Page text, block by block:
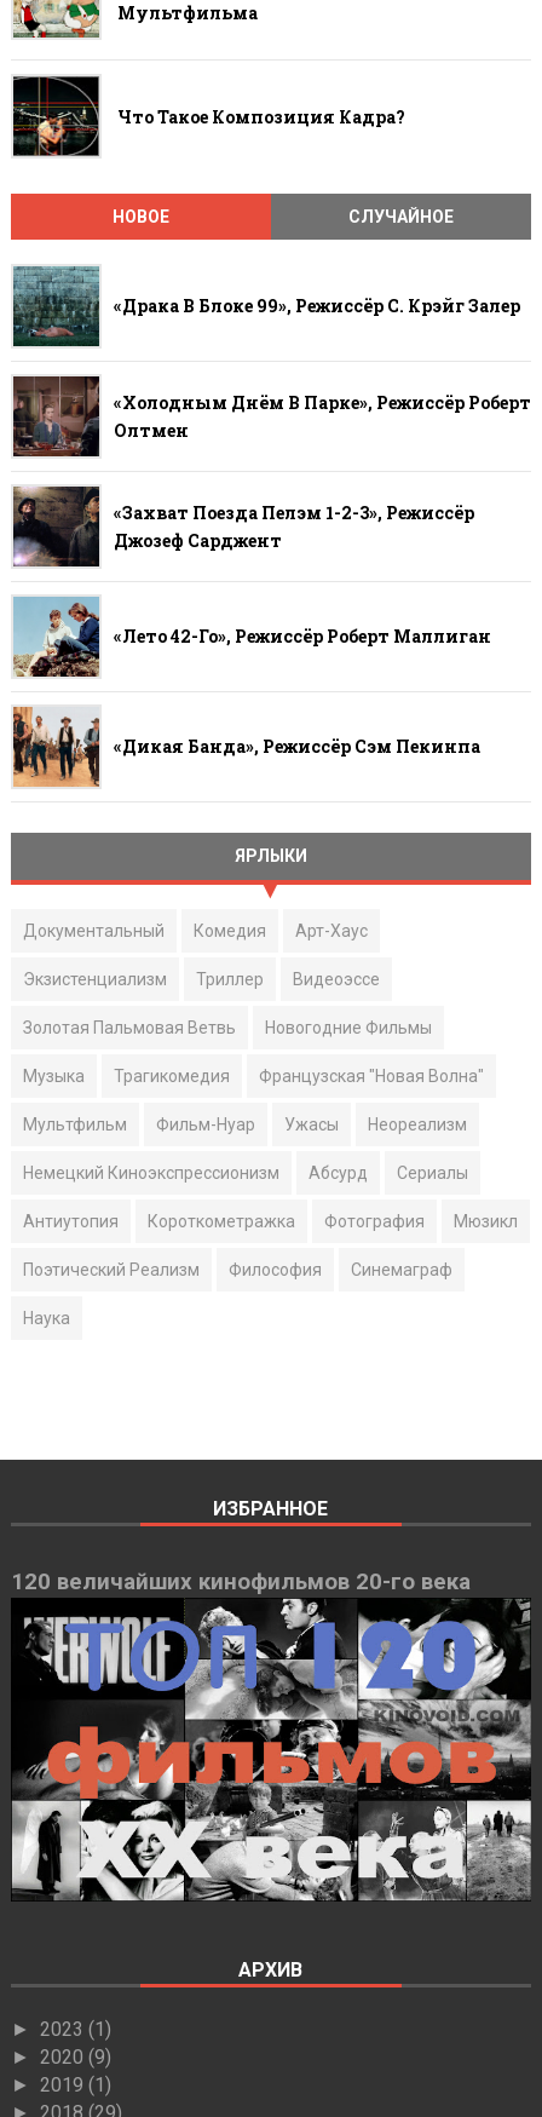
Мультфильма
Что Такое Композиция Кадра?
НОВОЕ СЛУЧАЙНОЕ
«Драка В Блоке 99», Режиссёр С. Крэйг Залер
«Холодным Днём В Парке», Режиссёр Роберт
Олтмен
«Захват Поезда Пелэм 1-2-3», Режиссёр
Джозеф Сарджент
«Лето 42-Го», Режиссёр Роберт Маллиган
«Дикая Банда», Режиссёр Сэм Пекинпа
ЯРЛЫКИ
Документальный Комедия Арт-Хаус
Экзистенциализм Триллер Видеоэссе
Золотая Пальмовая Ветвь Новогодние Фильмы
Музыка Трагикомедия Французская "Новая Волна"
Мультфильм Фильм-Нуар Ужасы Неореализм
Немецкий Киноэкспрессионизм Абсурд Сериалы
Антиутопия Короткометражка Фотография Мюзикл
Поэтический Реализм Философия Синемаграф
Наука
ИЗБРАННОЕ
120 величайших кинофильмов 20-го века
АРХИВ
► 2023 (1)
► 2020 (9)
► 2019 (1)